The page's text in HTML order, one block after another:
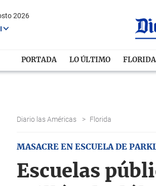
2026
PORTADA LO ÚLTIMO FLORIDA
Diario las Américas > Florida
MASACRE EN ESCUELA DE
Escuelas